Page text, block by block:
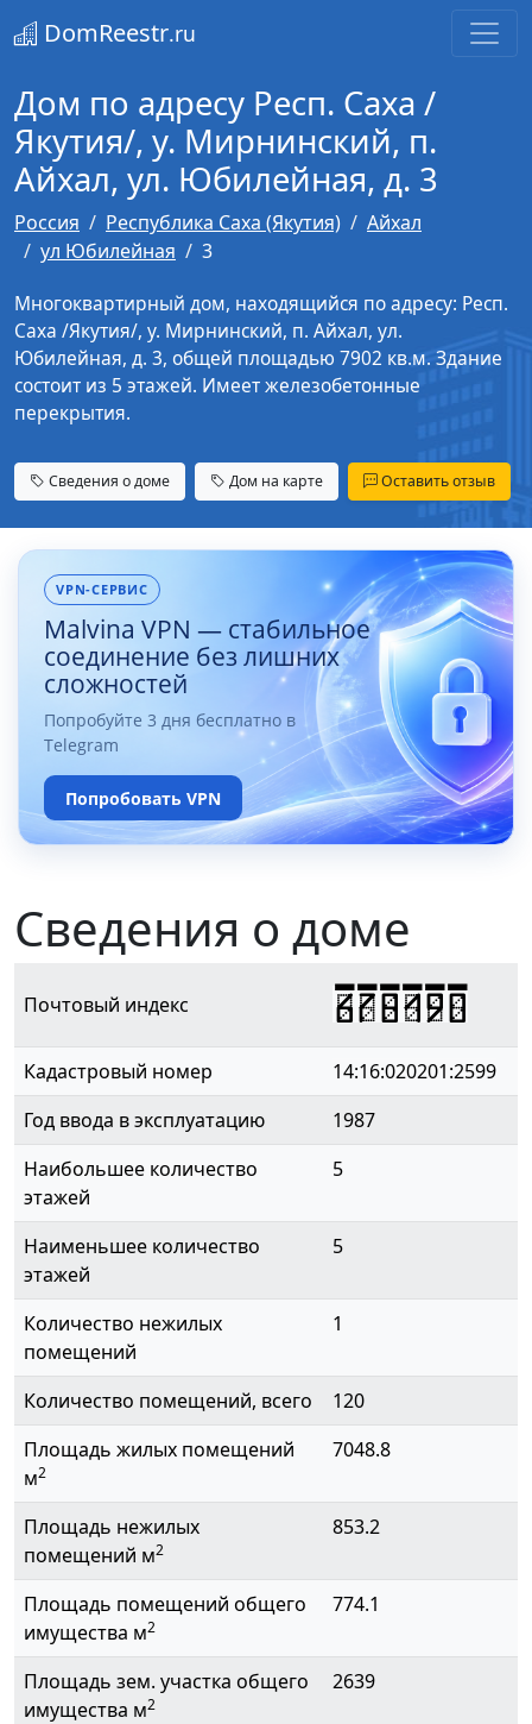
DomReestr.ru
Дом по адресу Респ. Саха /
Якутия/, у. Мирнинский, п.
Айхал, ул. Юбилейная, д. 3
Россия Республика Саха (Якутия)
Айхал
ул Юбилейная
3
Многоквартирный дом, находящийся по адресу: Респ.
Саха /Якутия/, у. Мирнинский, п. Айхал, ул.
Юбилейная, д. 3, общей площадью 7902 кв.м. Здание
состоит из 5 этажей. Имеет железобетонные
перекрытия.
Сведения о доме Дом на карте Оставить отзыв
VPN-СЕРВИС
Malvina VPN — стабильное
соединение без лишних
сложностей
Попробуйте 3 дня бесплатно в
Telegram
Попробовать VPN
Сведения о доме
Почтовый индекс 678190
Кадастровый номер
14:16:020201:2599
Год ввода в эксплуатацию
1987
Наибольшее количество
этажей
5
Наименьшее количество
этажей
5
Количество нежилых
помещений
1
Количество помещений, всего
120
Площадь жилых помещений
м2
7048.8
Площадь нежилых
помещений м2
853.2
Площадь помещений общего
имущества м2
774.1
Площадь зем. участка общего
имущества м2
2639